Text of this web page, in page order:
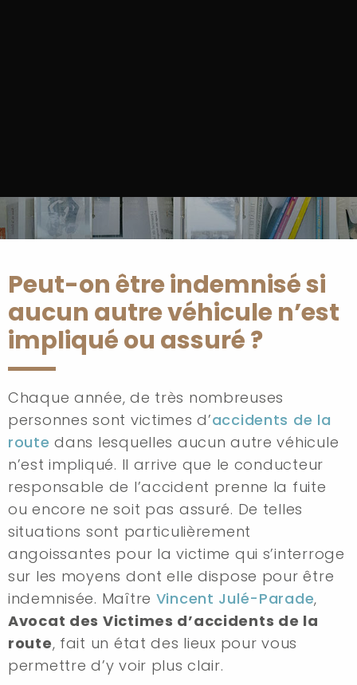
Peut-on être indemnisé si
aucun autre véhicule n’est
impliqué ou assuré ?
Chaque année, de très nombreuses
personnes sont victimes d’accidents de la
route dans lesquelles aucun autre véhicule
n’est impliqué. Il arrive que le conducteur
responsable de l’accident prenne la fuite
ou encore ne soit pas assuré. De telles
situations sont particulièrement
angoissantes pour la victime qui s’interroge
sur les moyens dont elle dispose pour être
indemnisée. Maître Vincent Julé-Parade,
Avocat des Victimes d’accidents de la
route, fait un état des lieux pour vous
permettre d’y voir plus clair.